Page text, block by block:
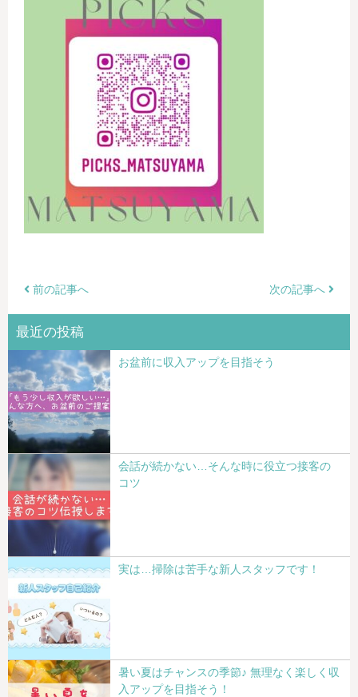
前の記事へ 次の記事へ
最近の投稿
お盆前に収入アップを目指そう
会話が続かない…そんな時に役立つ接客の
コツ
実は…掃除は苦手な新人スタッフです！
暑い夏はチャンスの季節♪ 無理なく楽しく収
入アップを目指そう！